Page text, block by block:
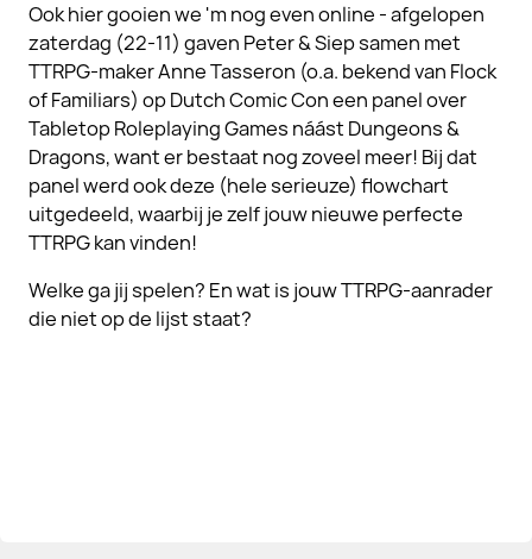
Ook hier gooien we 'm nog even online - afgelopen
zaterdag (22-11) gaven Peter & Siep samen met
TTRPG-maker Anne Tasseron (o.a. bekend van Flock
of Familiars) op Dutch Comic Con een panel over
Tabletop Roleplaying Games náást Dungeons &
Dragons, want er bestaat nog zoveel meer! Bij dat
panel werd ook deze (hele serieuze) flowchart
uitgedeeld, waarbij je zelf jouw nieuwe perfecte
TTRPG kan vinden!
Welke ga jij spelen? En wat is jouw TTRPG-aanrader
die niet op de lijst staat?